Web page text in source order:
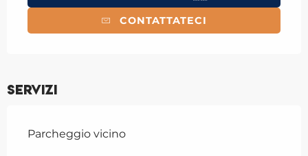
CONTATTATECI
Servizi
Parcheggio vicino